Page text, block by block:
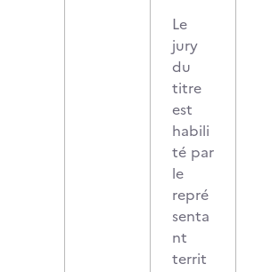
Le
jury
du
titre
est
habili
té par
le
repré
senta
nt
territ